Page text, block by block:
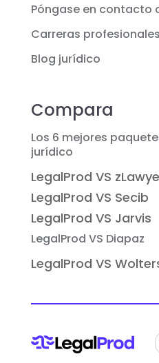
Póngase en contacto
Carreras profesionales
Blog jurídico
Compara
Los 6 mejores
jurídico
LegalProd VS
LegalProd VS Secib
LegalProd VS Jarvis
LegalProd VS Diapaz
LegalProd VS